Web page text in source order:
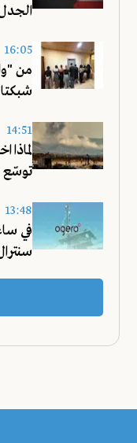
16:05
من
14:51
لماذا
توسّع
13:48
في